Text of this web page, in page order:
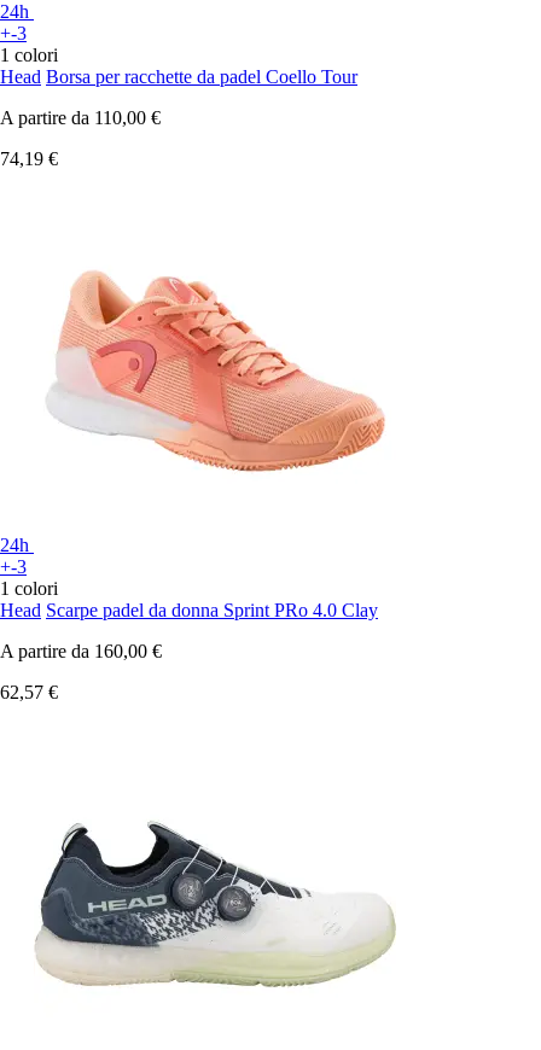
24h
+-3
1 colori
Head Borsa per racchette da padel Coello Tour
A partire da 110,00 €
74,19 €
24h
+-3
1 colori
Head Scarpe padel da donna Sprint PRo 4.0 Clay
A partire da 160,00 €
62,57 €